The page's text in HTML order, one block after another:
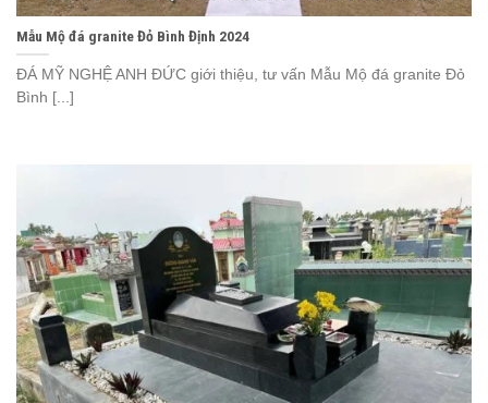
Mẫu Mộ đá granite Đỏ Bình Định 2024
ĐÁ MỸ NGHỆ ANH ĐỨC giới thiệu, tư vấn Mẫu Mộ đá granite Đỏ
Bình [...]